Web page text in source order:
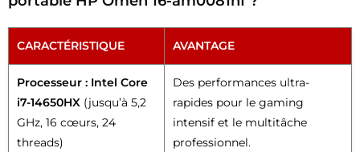
CARACTÉRISTIQUE AVANTAGE
Processeur : Intel Core
i7-14650HX (jusqu’à 5,2
GHz, 16 cœurs, 24
threads)
Des performances ultra-
rapides pour le gaming
intensif et le multitâche
professionnel.